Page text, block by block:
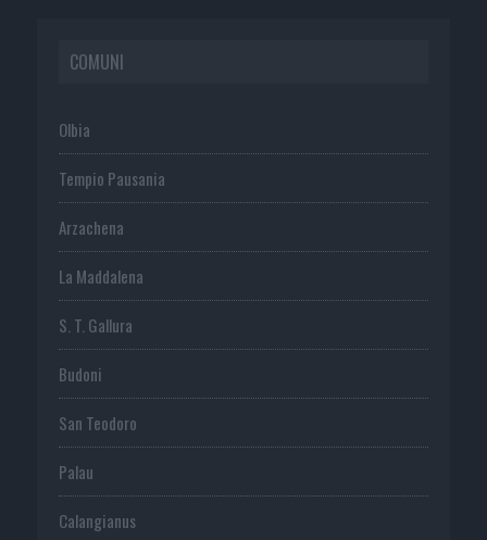
COMUNI
Olbia
Tempio Pausania
Arzachena
La Maddalena
S. T. Gallura
Budoni
San Teodoro
Palau
Calangianus